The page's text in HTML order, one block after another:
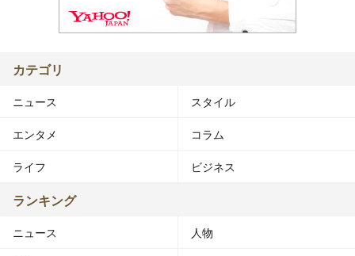
カテゴリ
ニュース スタイル
エンタメ コラム
ライフ ビジネス
ランキング
ニュース 人物